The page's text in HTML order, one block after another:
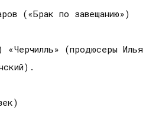
(«Брак по завещанию»)
«Черчилль» (продюсеры Илья